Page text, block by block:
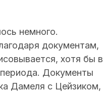
немного.
документам,
хотя бы в
периода. Документы
Дамеля с Цейзиком,